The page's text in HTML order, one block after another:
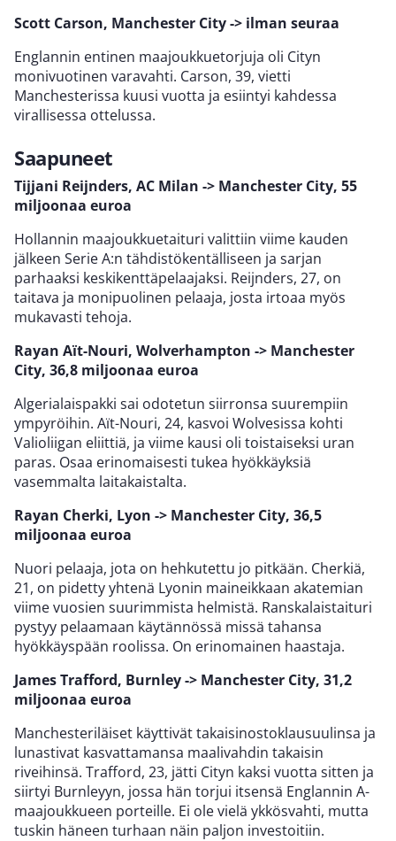
Scott Carson, Manchester City -> ilman seuraa
Englannin entinen maajoukkuetorjuja oli Cityn
monivuotinen varavahti. Carson, 39, vietti
Manchesterissa kuusi vuotta ja esiintyi kahdessa
virallisessa ottelussa.
Saapuneet
Tijjani Reijnders, AC Milan -> Manchester City, 55
miljoonaa euroa
Hollannin maajoukkuetaituri valittiin viime kauden
jälkeen Serie A:n tähdistökentälliseen ja sarjan
parhaaksi keskikenttäpelaajaksi. Reijnders, 27, on
taitava ja monipuolinen pelaaja, josta irtoaa myös
mukavasti tehoja.
Rayan Aït-Nouri, Wolverhampton -> Manchester
City, 36,8 miljoonaa euroa
Algerialaispakki sai odotetun siirronsa suurempiin
ympyröihin. Aït-Nouri, 24, kasvoi Wolvesissa kohti
Valioliigan eliittiä, ja viime kausi oli toistaiseksi uran
paras. Osaa erinomaisesti tukea hyökkäyksiä
vasemmalta laitakaistalta.
Rayan Cherki, Lyon -> Manchester City, 36,5
miljoonaa euroa
Nuori pelaaja, jota on hehkutettu jo pitkään. Cherkiä,
21, on pidetty yhtenä Lyonin maineikkaan akatemian
viime vuosien suurimmista helmistä. Ranskalaistaituri
pystyy pelaamaan käytännössä missä tahansa
hyökkäyspään roolissa. On erinomainen haastaja.
James Trafford, Burnley -> Manchester City, 31,2
miljoonaa euroa
Manchesteriläiset käyttivät takaisinostoklausuulinsa ja
lunastivat kasvattamansa maalivahdin takaisin
riveihinsä. Trafford, 23, jätti Cityn kaksi vuotta sitten ja
siirtyi Burnleyyn, jossa hän torjui itsensä Englannin A-
maajoukkueen porteille. Ei ole vielä ykkösvahti, mutta
tuskin häneen turhaan näin paljon investoitiin.